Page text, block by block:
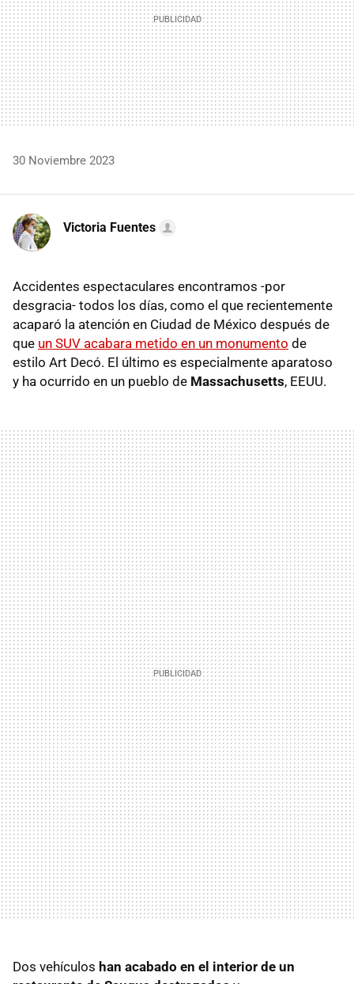
30 Noviembre 2023
Victoria Fuentes
Accidentes espectaculares encontramos -por
desgracia- todos los días, como el que recientemente
acaparó la atención en Ciudad de México después de
que un SUV acabara metido en un monumento de
estilo Art Decó. El último es especialmente aparatoso
y ha ocurrido en un pueblo de Massachusetts, EEUU.
Dos vehículos han acabado en el interior de un